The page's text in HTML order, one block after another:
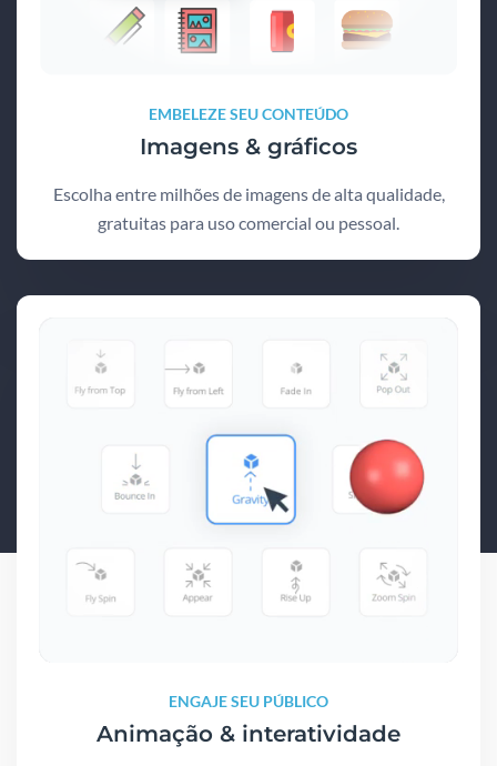
EMBELEZE SEU CONTEÚDO
Imagens & gráficos
Escolha entre milhões de imagens de alta qualidade,
gratuitas para uso comercial ou pessoal.
ENGAJE SEU PÚBLICO
Animação & interatividade